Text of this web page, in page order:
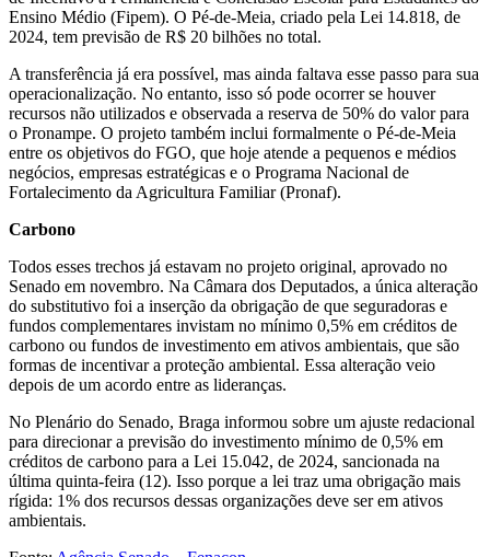
Ensino Médio (Fipem). O Pé-de-Meia, criado pela Lei 14.818, de
2024, tem previsão de R$ 20 bilhões no total.
A transferência já era possível, mas ainda faltava esse passo para sua
operacionalização. No entanto, isso só pode ocorrer se houver
recursos não utilizados e observada a reserva de 50% do valor para
o Pronampe. O projeto também inclui formalmente o Pé-de-Meia
entre os objetivos do FGO, que hoje atende a pequenos e médios
negócios, empresas estratégicas e o Programa Nacional de
Fortalecimento da Agricultura Familiar (Pronaf).
Carbono
Todos esses trechos já estavam no projeto original, aprovado no
Senado em novembro. Na Câmara dos Deputados, a única alteração
do substitutivo foi a inserção da obrigação de que seguradoras e
fundos complementares invistam no mínimo 0,5% em créditos de
carbono ou fundos de investimento em ativos ambientais, que são
formas de incentivar a proteção ambiental. Essa alteração veio
depois de um acordo entre as lideranças.
No Plenário do Senado, Braga informou sobre um ajuste redacional
para direcionar a previsão do investimento mínimo de 0,5% em
créditos de carbono para a Lei 15.042, de 2024, sancionada na
última quinta-feira (12). Isso porque a lei traz uma obrigação mais
rígida: 1% dos recursos dessas organizações deve ser em ativos
ambientais.